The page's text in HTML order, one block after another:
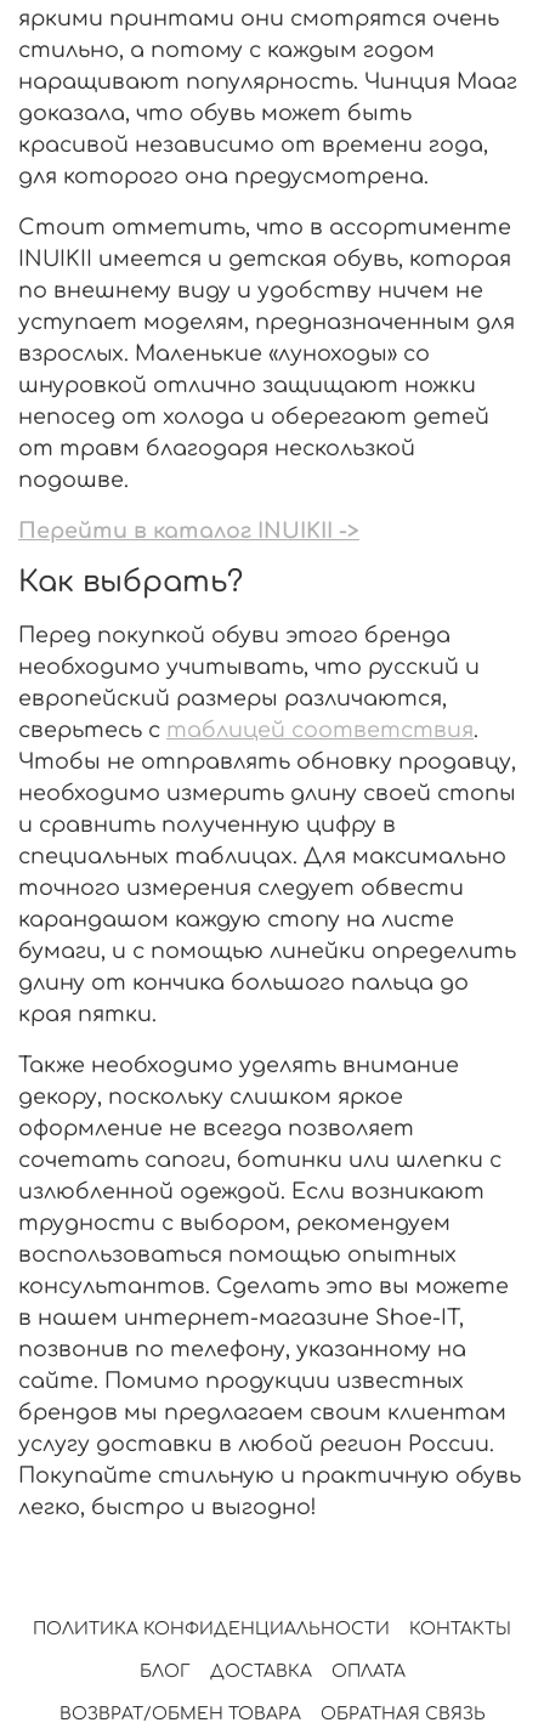
яркими принтами они смотрятся очень
стильно, а потому с каждым годом
наращивают популярность. Чинция Мааг
доказала, что обувь может быть
красивой независимо от времени года,
для которого она предусмотрена.
Стоит отметить, что в ассортименте
INUIKII имеется и детская обувь, которая
по внешнему виду и удобству ничем не
уступает моделям, предназначенным для
взрослых. Маленькие «луноходы» со
шнуровкой отлично защищают ножки
непосед от холода и оберегают детей
от травм благодаря нескользкой
подошве.
Перейти в каталог INUIKII ->
Как выбрать?
Перед покупкой обуви этого бренда
необходимо учитывать, что русский и
европейский размеры различаются,
сверьтесь с таблицей соответствия.
Чтобы не отправлять обновку продавцу,
необходимо измерить длину своей стопы
и сравнить полученную цифру в
специальных таблицах. Для максимально
точного измерения следует обвести
карандашом каждую стопу на листе
бумаги, и с помощью линейки определить
длину от кончика большого пальца до
края пятки.
Также необходимо уделять внимание
декору, поскольку слишком яркое
оформление не всегда позволяет
сочетать сапоги, ботинки или шлепки с
излюбленной одеждой. Если возникают
трудности с выбором, рекомендуем
воспользоваться помощью опытных
консультантов. Сделать это вы можете
в нашем интернет-магазине Shoe-IT,
позвонив по телефону, указанному на
сайте. Помимо продукции известных
брендов мы предлагаем своим клиентам
услугу доставки в любой регион России.
Покупайте стильную и практичную обувь
легко, быстро и выгодно!
ПОЛИТИКА КОНФИДЕНЦИАЛЬНОСТИ КОНТАКТЫ
БЛОГ ДОСТАВКА ОПЛАТА
ВОЗВРАТ/ОБМЕН ТОВАРА ОБРАТНАЯ СВЯЗЬ